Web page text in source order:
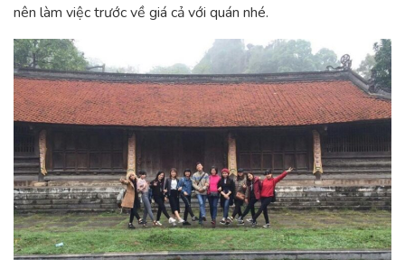
nên làm việc trước về giá cả với quán nhé.